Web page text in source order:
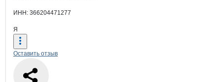
ИНН: 366204471277
Я
Оставить отзыв